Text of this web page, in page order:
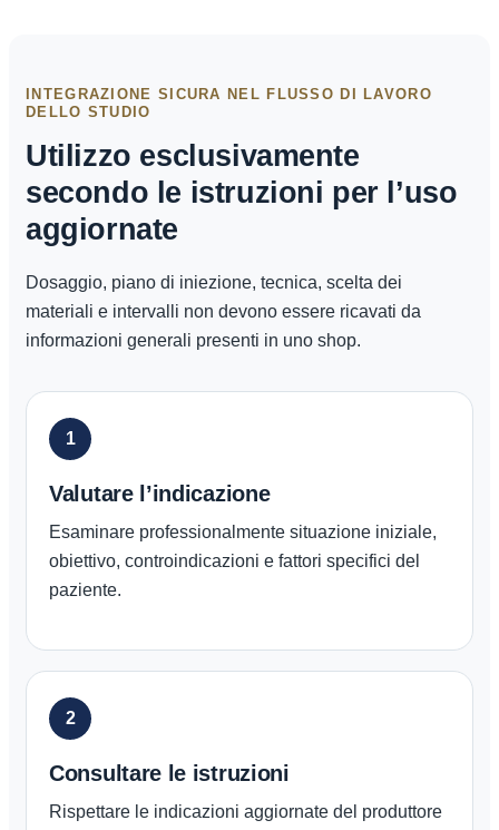
INTEGRAZIONE SICURA NEL FLUSSO DI LAVORO
DELLO STUDIO
Utilizzo esclusivamente
secondo le istruzioni per l’uso
aggiornate
Dosaggio, piano di iniezione, tecnica, scelta dei
materiali e intervalli non devono essere ricavati da
informazioni generali presenti in uno shop.
1
Valutare l’indicazione
Esaminare professionalmente situazione iniziale,
obiettivo, controindicazioni e fattori specifici del
paziente.
2
Consultare le istruzioni
Rispettare le indicazioni aggiornate del produttore